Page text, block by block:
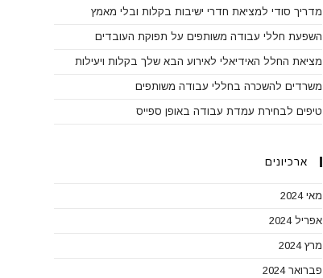
מדריך סודי למציאת חדרי ישיבות בקלות ובלי מאמץ
השפעת חללי עבודה משותפים על תפוקת העובדים
מציאת החלל האידיאלי לאירוע הבא שלך בקלות ויעילות
משרדים להשכרה בחללי עבודה משותפים
טיפים לבחירת עמדת עבודה באופן ספייס
ארכיונים
מאי 2024
אפריל 2024
מרץ 2024
פברואר 2024